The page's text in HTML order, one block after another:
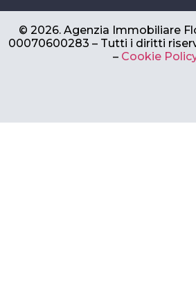
© 2026. Agenzia Immobiliare
00070600283 – Tutti i diritti
– Cookie